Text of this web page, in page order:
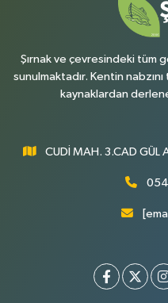
Şırnak ve çevresindeki tüm
sunulmaktadır. Kentin
kaynaklardan
CUDİ MAH. 3.CAD GÜL